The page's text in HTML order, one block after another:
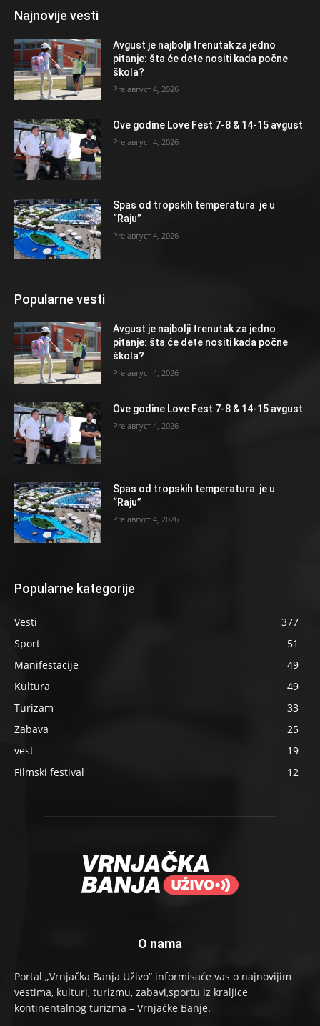
Najnovije vesti
Avgust je najbolji trenutak za jedno
pitanje: šta će dete nositi kada počne
škola?
август 4, 2026
Ove godine Love Fest 7-8 & 14-15 avgust
август 4, 2026
Spas od tropskih temperatura je u
“Raju”
август 4, 2026
Popularne vesti
Avgust je najbolji trenutak za jedno
pitanje: šta će dete nositi kada počne
škola?
август 4, 2026
Ove godine Love Fest 7-8 & 14-15 avgust
август 4, 2026
Spas od tropskih temperatura je u
“Raju”
август 4, 2026
Popularne kategorije
Vesti
377
Sport
51
Manifestacije
49
Kultura
49
Turizam
33
Zabava
25
vest
19
Filmski festival
12
O nama
Portal „Vrnjačka Banja Uživo“ informisaće vas o najnovijim
vestima, kulturi, turizmu, zabavi,sportu iz kraljice
kontinentalnog turizma – Vrnjačke Banje.